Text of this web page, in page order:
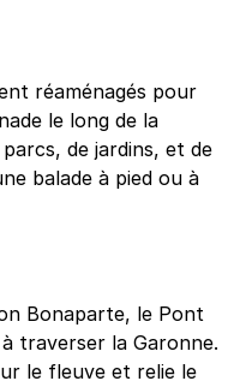
réaménagés pour
le long de la
de jardins, et de
balade à pied ou à
Bonaparte, le Pont
traverser la Garonne.
le fleuve et relie le